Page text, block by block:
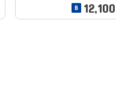
12,100